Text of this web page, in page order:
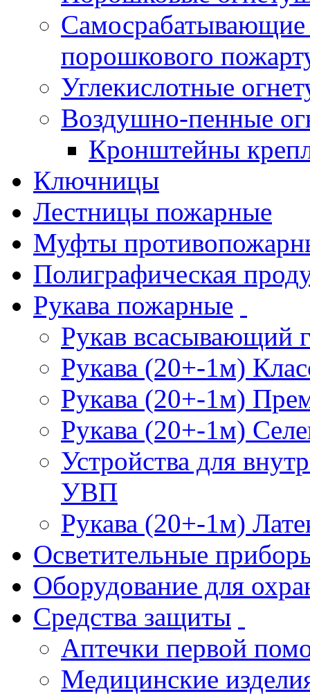
порошкового
Углекислотные
Воздушно-пенные
Кронштейны
Ключницы
Лестницы пожарные
Муфты
Полиграфическая
Рукава пожарные
Рукав всасывающий
Рукава (20+-1м)
Рукава (20+-1м)
Рукава (20+-1м)
Устройства для
УВП
Рукава (20+-1м)
Осветительные
Оборудование для
Средства защиты
Аптечки первой
Медицинские